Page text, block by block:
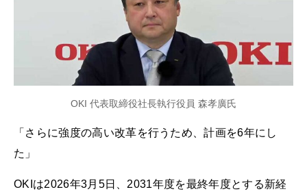
OKI 代表取締役社長執行役員 森孝廣氏
「さらに強度の高い改革を行うため、計画を6年にし
た」
OKIは2026年3月5日、2031年度を最終年度とする新経